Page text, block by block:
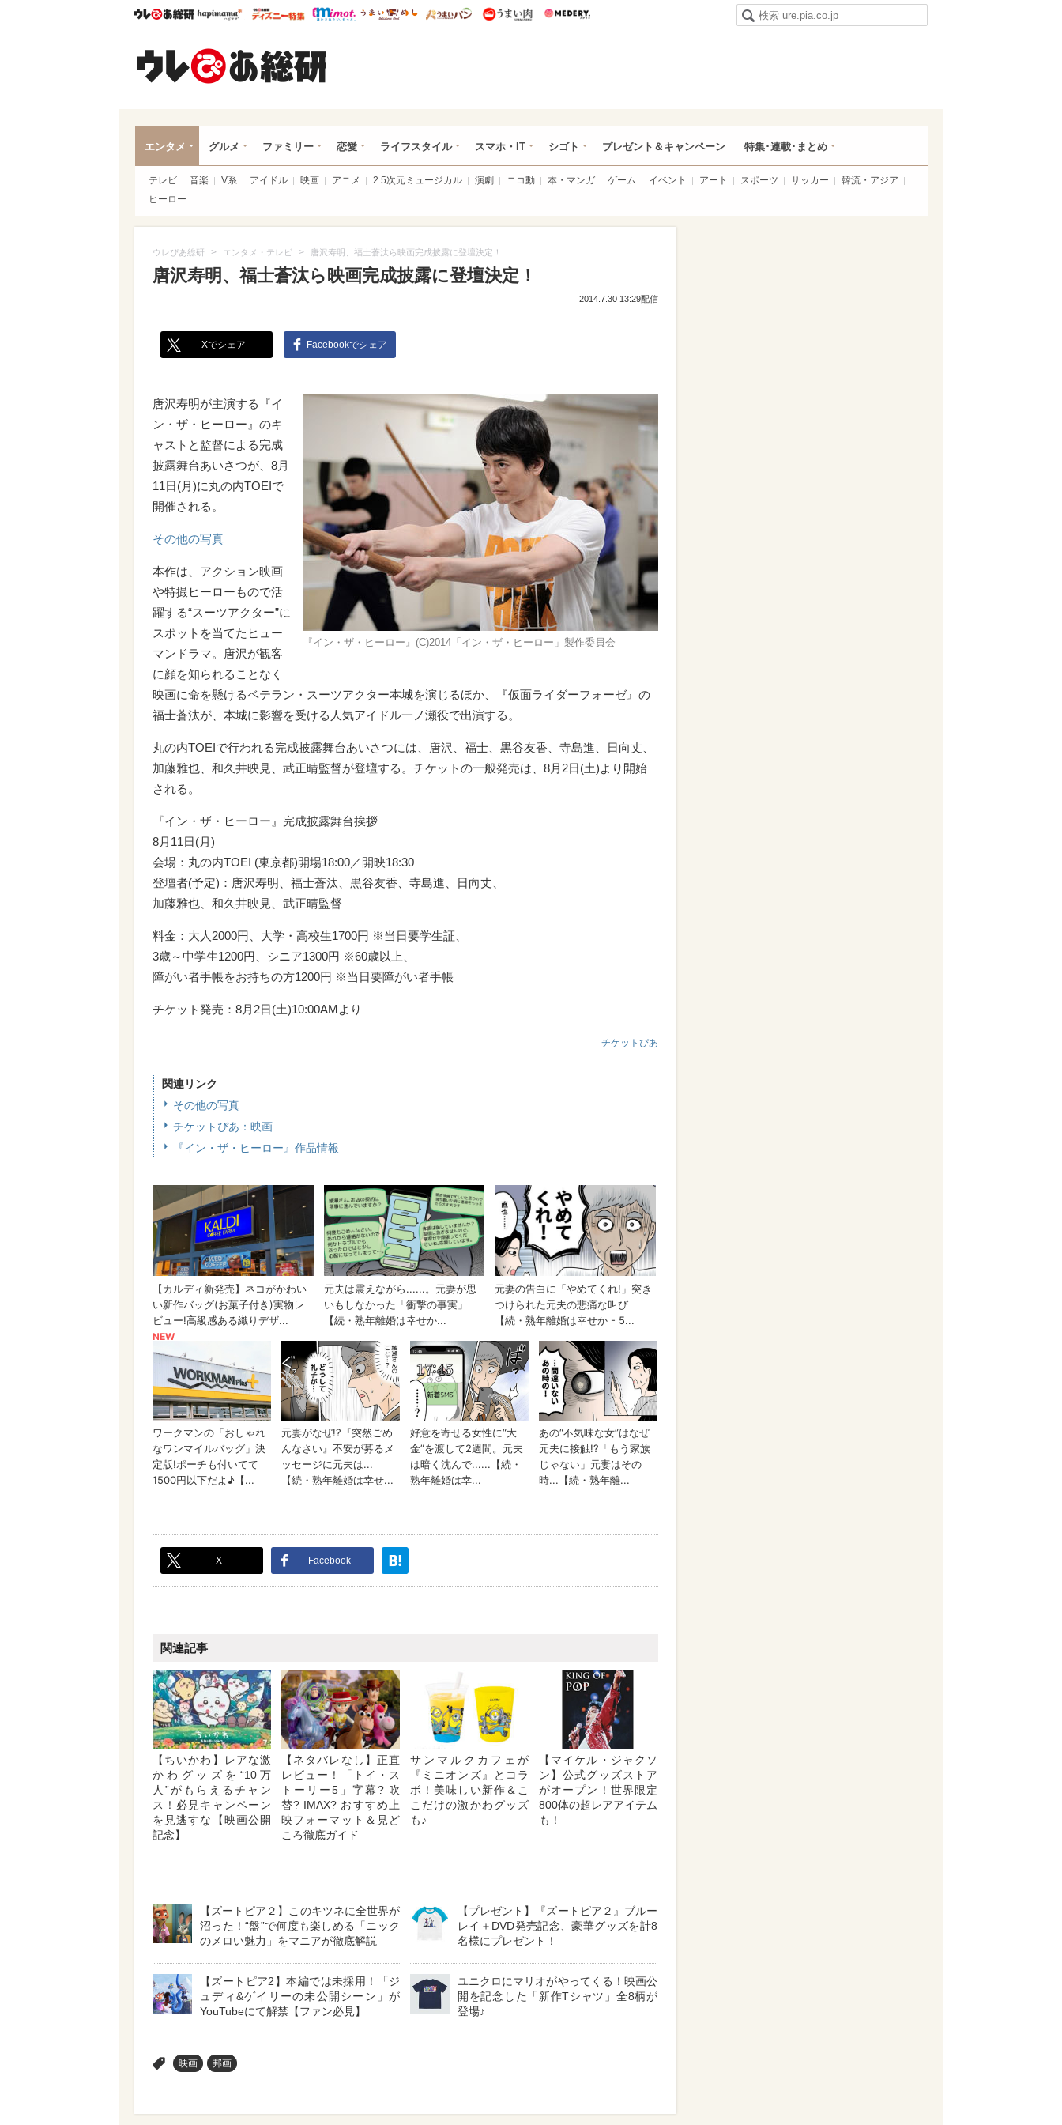
ウレぴあ総研ハピママ* ウレぴあ総研 ディズニー特集
mimot. うまいめし うまいパン うまい肉
エンタメ グルメ ファミリー 恋愛 ライフスタイル スマホ・IT シゴト プレゼント＆キャンペーン 特集･連載･まとめ
テレビ 音楽 V系 アイドル 映画 アニメ 2.5次元ミュージカル 演劇 ニコ動 本・マンガ ゲーム イベント アート スポーツ サッカー
韓流・アジア
ヒーロー
ウレぴあ総研 > エンタメ・テレビ > 唐沢寿明、福士蒼汰ら映画完成披露に登壇決定！
唐沢寿明、福士蒼汰ら映画完成披露に登壇決定！
2014.7.30 13:29配信
Xでシェア Facebookでシェア
『イン・ザ・ヒーロー』(C)2014「イン・ザ・ヒーロー」製作委員会
唐沢寿明が主演する『イ
ン・ザ・ヒーロー』のキ
ャストと監督による完成
披露舞台あいさつが、8月
11日(月)に丸の内TOEIで
開催される。
その他の写真
本作は、アクション映画
や特撮ヒーローもので活
躍する“スーツアクター”に
スポットを当てたヒュー
マンドラマ。唐沢が観客
に顔を知られることなく
映画に命を懸けるベテラン・スーツアクター本城を演じるほか、『仮面ライダーフォーゼ』の
福士蒼汰が、本城に影響を受ける人気アイドル一ノ瀬役で出演する。
丸の内TOEIで行われる完成披露舞台あいさつには、唐沢、福士、黒谷友香、寺島進、日向丈、
加藤雅也、和久井映見、武正晴監督が登壇する。チケットの一般発売は、8月2日(土)より開始
される。
『イン・ザ・ヒーロー』完成披露舞台挨拶
8月11日(月)
会場：丸の内TOEI (東京都)開場18:00／開映18:30
登壇者(予定)：唐沢寿明、福士蒼汰、黒谷友香、寺島進、日向丈、
加藤雅也、和久井映見、武正晴監督
料金：大人2000円、大学・高校生1700円 ※当日要学生証、
3歳～中学生1200円、シニア1300円 ※60歳以上、
障がい者手帳をお持ちの方1200円 ※当日要障がい者手帳
チケット発売：8月2日(土)10:00AMより
チケットぴあ
関連リンク
その他の写真
チケットぴあ：映画
『イン・ザ・ヒーロー』作品情報
X Facebook
関連記事
【ちいかわ】レアな激
かわグッズを“10万
人”がもらえるチャン
ス！必見キャンペーン
を見逃すな【映画公開
記念】
【ネタバレなし】正直
レビュー！「トイ・ス
トーリー5」字幕? 吹
替? IMAX? おすすめ上
映フォーマット＆見ど
ころ徹底ガイド
サンマルクカフェが
『ミニオンズ』とコラ
ボ！美味しい新作＆こ
こだけの激かわグッズ
も♪
【マイケル・ジャクソ
ン】公式グッズストア
がオープン！世界限定
800体の超レアアイテム
も！
【ズートピア２】このキツネに全世界が
沼った！“盤”で何度も楽しめる「ニック
のメロい魅力」をマニアが徹底解説
【プレゼント】『ズートピア２』ブルー
レイ＋DVD発売記念、豪華グッズを計8
名様にプレゼント！
【ズートピア2】本編では未採用！「ジ
ュディ&ゲイリーの未公開シーン」が
YouTubeにて解禁【ファン必見】
ユニクロにマリオがやってくる！映画公
開を記念した「新作Tシャツ」全8柄が
登場♪
映画 邦画